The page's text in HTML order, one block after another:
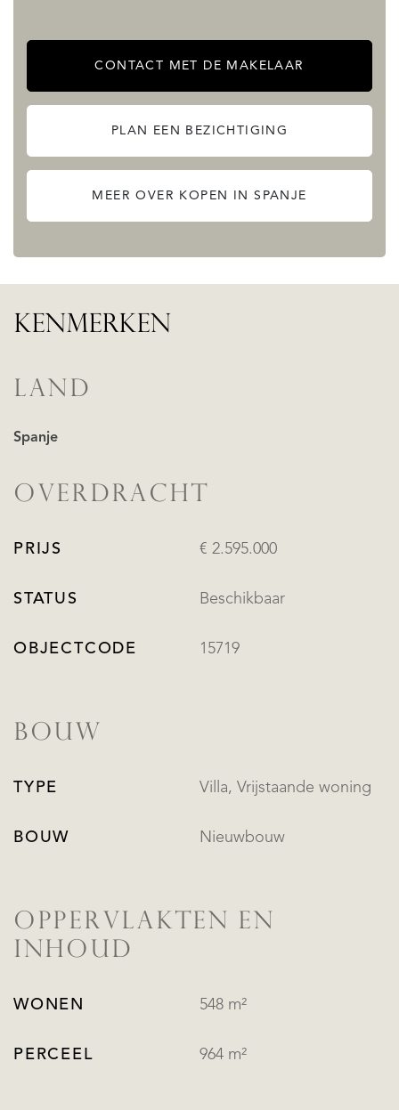
CONTACT MET DE MAKELAAR
PLAN EEN BEZICHTIGING
MEER OVER KOPEN IN SPANJE
KENMERKEN
LAND
Spanje
OVERDRACHT
PRIJS € 2.595.000
STATUS Beschikbaar
OBJECTCODE 15719
BOUW
TYPE Villa, Vrijstaande woning
BOUW Nieuwbouw
OPPERVLAKTEN EN
INHOUD
WONEN 548 m²
PERCEEL 964 m²